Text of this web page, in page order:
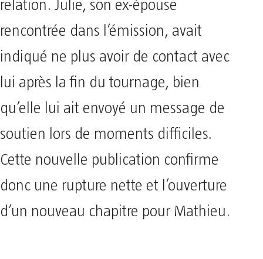
relation. Julie, son ex-épouse
rencontrée dans l’émission, avait
indiqué ne plus avoir de contact avec
lui après la fin du tournage, bien
qu’elle lui ait envoyé un message de
soutien lors de moments difficiles.
Cette nouvelle publication confirme
donc une rupture nette et l’ouverture
d’un nouveau chapitre pour Mathieu.